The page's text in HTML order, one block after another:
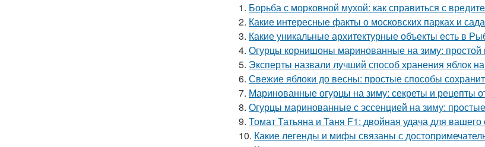
1. Борьба с морковной мухой: как справиться с
2. Какие интересные факты о московских парках и
3. Какие уникальные архитектурные объекты есть в
4. Огурцы корнишоны маринованные на зиму: простой
5. Эксперты назвали лучший способ хранения яблок
6. Свежие яблоки до весны: простые способы
7. Маринованные огурцы на зиму: секреты и рецепты
8. Огурцы маринованные с эссенцией на зиму:
9. Томат Татьяна и Таня F1: двойная удача для вашего
10. Какие легенды и мифы связаны с